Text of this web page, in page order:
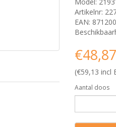
Artikelnr:
EAN:
€48,87
(€59,13 incl
Aantal doos